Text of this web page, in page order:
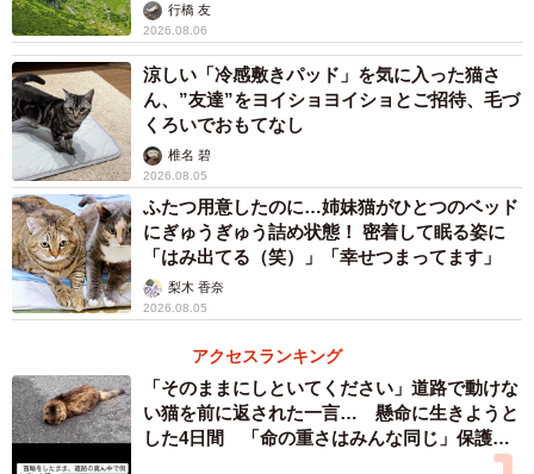
行橋 友
2026.08.06
涼しい「冷感敷きパッド」を気に入った猫さ
ん、”友達”をヨイショヨイショとご招待、毛づ
くろいでおもてなし
椎名 碧
2026.08.05
ふたつ用意したのに…姉妹猫がひとつのベッド
にぎゅうぎゅう詰め状態！ 密着して眠る姿に
「はみ出てる（笑）」「幸せつまってます」
梨木 香奈
2026.08.05
アクセスランキング
「そのままにしといてください」道路で動けな
い猫を前に返された一言… 懸命に生きようと
した4日間 「命の重さはみんな同じ」保護団